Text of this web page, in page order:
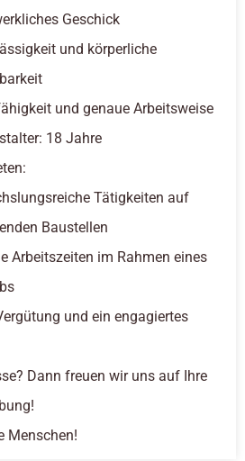
Geschick
und körperliche
und genaue Arbeitsweise
18 Jahre
Tätigkeiten auf
Baustellen
Arbeitszeiten im Rahmen eines
und ein engagiertes
Dann freuen wir uns auf Ihre
Menschen!